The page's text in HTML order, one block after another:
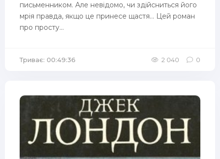
письменником. Але невідомо, чи здійсниться його
мрія правда, якщо це принесе щастя... Цей роман
про просту...
Триває: 00:49:36 2 040 0